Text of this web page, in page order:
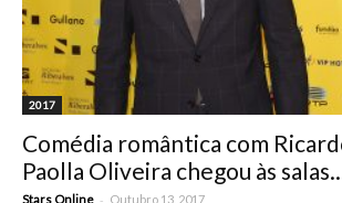
2017
Comédia romântica com
Paolla Oliveira chegou às
Stars Online - Outubro 13, 2017